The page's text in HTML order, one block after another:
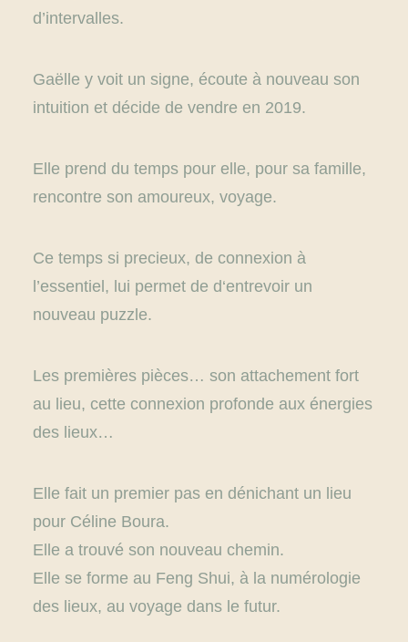
d’intervalles.
Gaëlle y voit un signe, écoute à nouveau son
intuition et décide de vendre en 2019.
Elle prend du temps pour elle, pour sa famille,
rencontre son amoureux, voyage.
Ce temps si precieux, de connexion à
l’essentiel, lui permet de d‘entrevoir un
nouveau puzzle.
Les premières pièces… son attachement fort
au lieu, cette connexion profonde aux énergies
des lieux…
Elle fait un premier pas en dénichant un lieu
pour Céline Boura.
Elle a trouvé son nouveau chemin.
Elle se forme au Feng Shui, à la numérologie
des lieux, au voyage dans le futur.